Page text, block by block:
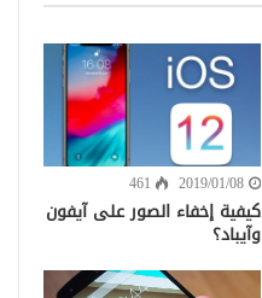
2019/01/08
461
كيفية إخفاء الصور على آيفون
وآيباد؟